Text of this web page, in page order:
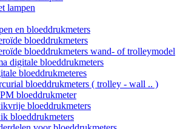
lampen
en bloeddrukmeters
bloeddrukmeters
bloeddrukmeters wand- of trolleymodel
digitale bloeddrukmeters
bloeddrukmeteres
bloeddrukmeters ( trolley - wall .. )
bloeddrukmeter
bloeddrukmeters
bloeddrukmeters